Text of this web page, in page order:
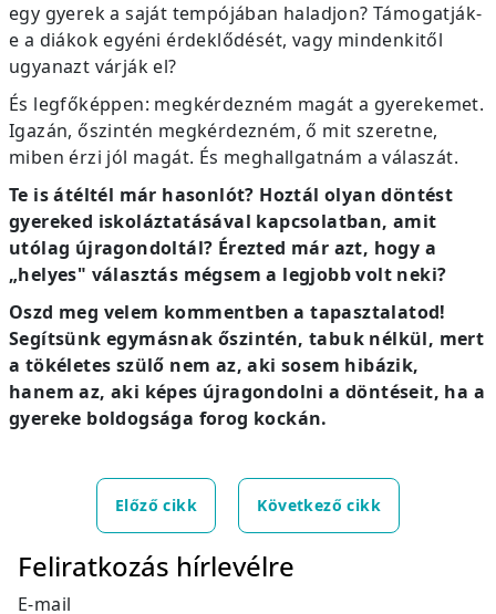
egy gyerek a saját tempójában haladjon? Támogatják-
e a diákok egyéni érdeklődését, vagy mindenkitől
ugyanazt várják el?
És legfőképpen: megkérdezném magát a gyerekemet.
Igazán, őszintén megkérdezném, ő mit szeretne,
miben érzi jól magát. És meghallgatnám a válaszát.
Te is átéltél már hasonlót? Hoztál olyan döntést
gyereked iskoláztatásával kapcsolatban, amit
utólag újragondoltál? Érezted már azt, hogy a
„helyes" választás mégsem a legjobb volt neki?
Oszd meg velem kommentben a tapasztalatod!
Segítsünk egymásnak őszintén, tabuk nélkül, mert
a tökéletes szülő nem az, aki sosem hibázik,
hanem az, aki képes újragondolni a döntéseit, ha a
gyereke boldogsága forog kockán.
Előző cikk Következő cikk
Feliratkozás hírlevélre
E-mail